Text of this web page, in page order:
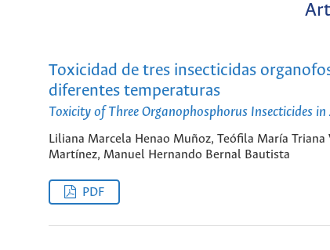
Toxicidad de tres insecticidas
diferentes temperaturas
Toxicity of Three Organophosphorus Insecticides
Liliana Marcela Henao Muñoz, Teófila María
Martínez, Manuel Hernando Bernal Bautista
PDF